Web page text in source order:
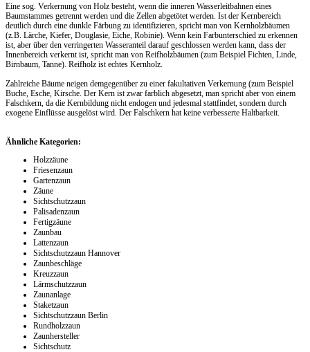
Eine sog. Verkernung von Holz besteht, wenn die inneren Wasserleitbahnen eines
Baumstammes getrennt werden und die Zellen abgetötet werden. Ist der Kernbereich
deutlich durch eine dunkle Färbung zu identifizieren, spricht man von Kernholzbäumen
(z.B. Lärche, Kiefer, Douglasie, Eiche, Robinie). Wenn kein Farbunterschied zu erkennen
ist, aber über den verringerten Wasseranteil darauf geschlossen werden kann, dass der
Innenbereich verkernt ist, spricht man von Reifholzbäumen (zum Beispiel Fichten, Linde,
Birnbaum, Tanne). Reifholz ist echtes Kernholz.
Zahlreiche Bäume neigen demgegenüber zu einer fakultativen Verkernung (zum Beispiel
Buche, Esche, Kirsche. Der Kern ist zwar farblich abgesetzt, man spricht aber von einem
Falschkern, da die Kernbildung nicht endogen und jedesmal stattfindet, sondern durch
exogene Einflüsse ausgelöst wird. Der Falschkern hat keine verbesserte Haltbarkeit.
Ähnliche Kategorien:
Holzzäune
Friesenzaun
Gartenzaun
Zäune
Sichtschutzzaun
Palisadenzaun
Fertigzäune
Zaunbau
Lattenzaun
Sichtschutzzaun Hannover
Zaunbeschläge
Kreuzzaun
Lärmschutzzaun
Zaunanlage
Staketzaun
Sichtschutzzaun Berlin
Rundholzzaun
Zaunhersteller
Sichtschutz